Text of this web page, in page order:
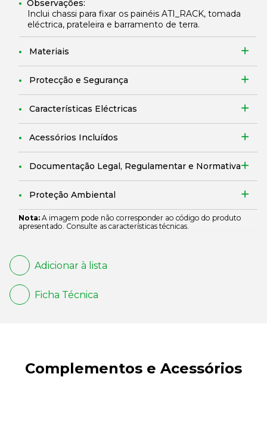
Observações:
Inclui chassi para fixar os painéis ATI_RACK, tomada
eléctrica, prateleira e barramento de terra.
Materiais
Protecção e Segurança
Características Eléctricas
Acessórios Incluídos
Documentação Legal, Regulamentar e Normativa
Proteção Ambiental
Nota: A imagem pode não corresponder ao código do produto
apresentado. Consulte as características técnicas.
Adicionar à lista
Ficha Técnica
Complementos e Acessórios